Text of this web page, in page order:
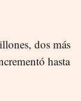
dos más
hasta